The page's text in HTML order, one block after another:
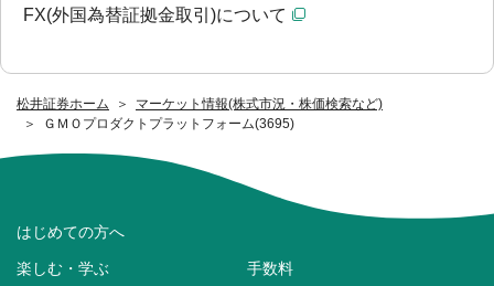
松井証券ホーム
マーケット情報(株式市況・株価検索など)
ＧＭＯプロダクトプラットフォーム(3695)
FX(外国為替証拠金取引)について
はじめての方へ
楽しむ・学ぶ 手数料